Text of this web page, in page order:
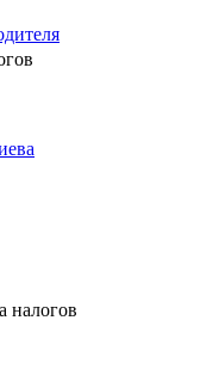
налогов